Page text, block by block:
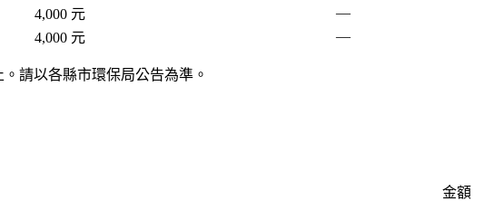
4,000 元
—
4,000 元 —
請以各縣市環保局公告為準。
金額